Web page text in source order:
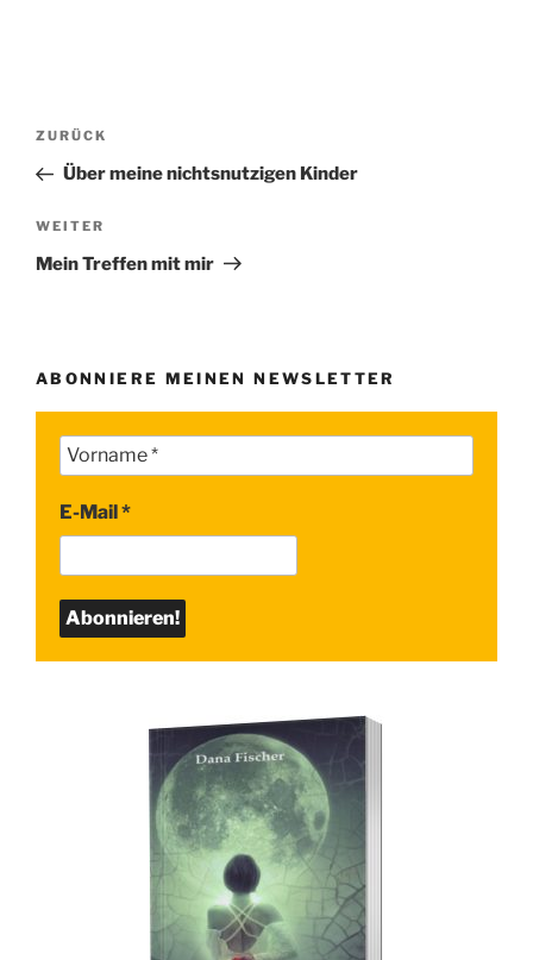
Beitragsnavigation
Vorheriger
Beitrag
ZURÜCK
Über meine nichtsnutzigen Kinder
Nächster
Beitrag
WEITER
Mein Treffen mit mir
ABONNIERE MEINEN NEWSLETTER
E-Mail*